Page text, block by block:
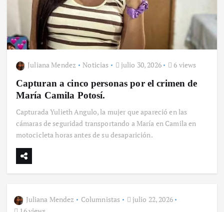
Juliana Mendez Noticias julio 30, 2026 6 views
Capturan a cinco personas por el crimen de
María Camila Potosí.
Capturada Yulieth Angulo, la mujer que apareció en las
cámaras de seguridad transportando a María en Camila en
motocicleta horas antes de su desaparición.
Juliana Mendez Columnistas
julio 22, 2026